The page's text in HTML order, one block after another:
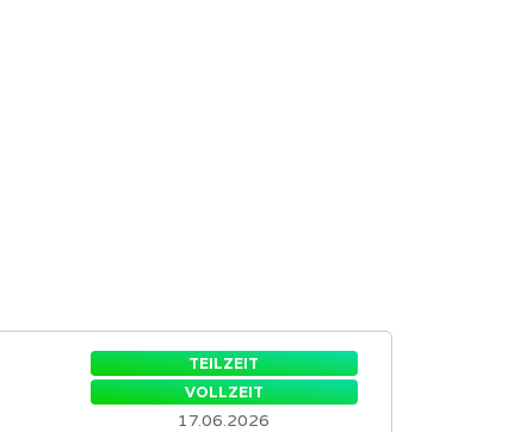
TEILZEIT
VOLLZEIT
17.06.2026